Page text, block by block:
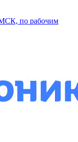
по рабочим